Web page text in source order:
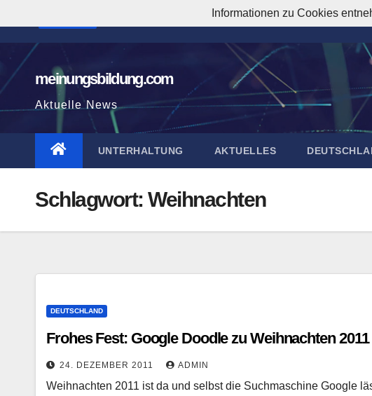
Inhalt
springen
meinungsbildung.com
Aktuelle News
UNTERHALTUNG AKTUELLES
Schlagwort: Weihnachten
DEUTSCHLAND
Frohes Fest: Google Doodle zu Weihnachten 2011
24. DEZEMBER 2011 ADMIN
Weihnachten 2011 ist da und selbst die Suchmaschine Google
Informationen zu Cookies